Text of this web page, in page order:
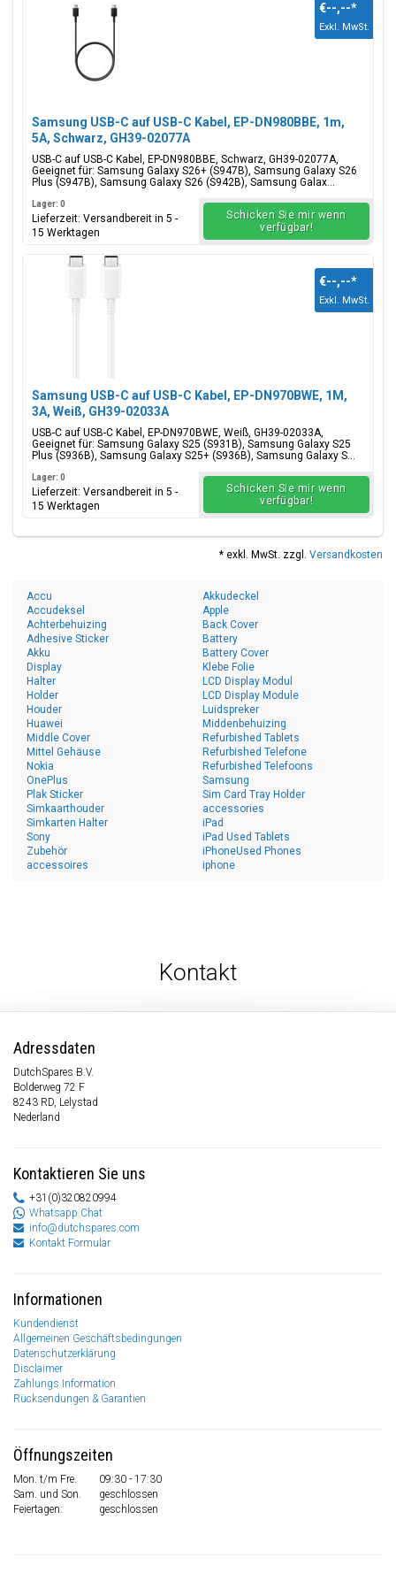
Samsung USB-C auf USB-C Kabel, EP-DN980BBE, 1m,
5A, Schwarz, GH39-02077A
USB-C auf USB-C Kabel, EP-DN980BBE, Schwarz, GH39-02077A,
Geeignet für: Samsung Galaxy S26+ (S947B), Samsung Galaxy S26
Plus (S947B), Samsung Galaxy S26 (S942B), Samsung Galax...
€--,--*
Exkl. MwSt.
Lager: 0
Lieferzeit: Versandbereit in 5 -
15 Werktagen
Schicken Sie mir wenn
verfügbar!
Samsung USB-C auf USB-C Kabel, EP-DN970BWE, 1M,
3A, Weiß, GH39-02033A
USB-C auf USB-C Kabel, EP-DN970BWE, Weiß, GH39-02033A,
Geeignet für: Samsung Galaxy S25 (S931B), Samsung Galaxy S25
Plus (S936B), Samsung Galaxy S25+ (S936B), Samsung Galaxy S...
€--,--*
Exkl. MwSt.
Lager: 0
Lieferzeit: Versandbereit in 5 -
15 Werktagen
Schicken Sie mir wenn
verfügbar!
* exkl. MwSt. zzgl. Versandkosten
Accu
Accudeksel
Achterbehuizing
Adhesive Sticker
Akku
Akkudeckel
Apple
Back Cover
Battery
Battery Cover
Display
Halter
Holder
Houder
Huawei
Klebe Folie
LCD Display Modul
LCD Display Module
Luidspreker
Middenbehuizing
Middle Cover
Mittel Gehäuse
Nokia
OnePlus
Plak Sticker
Refurbished Tablets
Refurbished Telefone
Refurbished Telefoons
Samsung
Sim Card Tray Holder
Simkaarthouder
Simkarten Halter
Sony
Zubehör
accessoires
accessories
iPad
iPad Used Tablets
iPhoneUsed Phones
iphone
Kontakt
Adressdaten
DutchSpares B.V.
Bolderweg 72 F
8243 RD, Lelystad
Nederland
Kontaktieren Sie uns
+31(0)320820994
Whatsapp Chat
info@dutchspares.com
Kontakt Formular
Informationen
Kundendienst
Allgemeinen Geschäftsbedingungen
Datenschutzerklärung
Disclaimer
Zahlungs Information
Rücksendungen & Garantien
Öffnungszeiten
Mon. t/m Fre.
09:30 - 17:30
Sam. und Son.
geschlossen
Feiertagen:
geschlossen